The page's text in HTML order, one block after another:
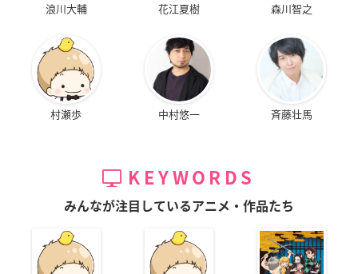
浪川大輔 花江夏樹 森川智之
村瀬歩 中村悠一 斉藤壮馬
KEYWORDS
みんなが注目しているアニメ・作品たち